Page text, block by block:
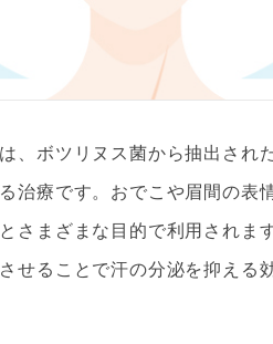
、ボツリヌス菌から抽出され
治療です。おでこや眉間の表
さまざまな目的で利用されます
せることで汗の分泌を抑え